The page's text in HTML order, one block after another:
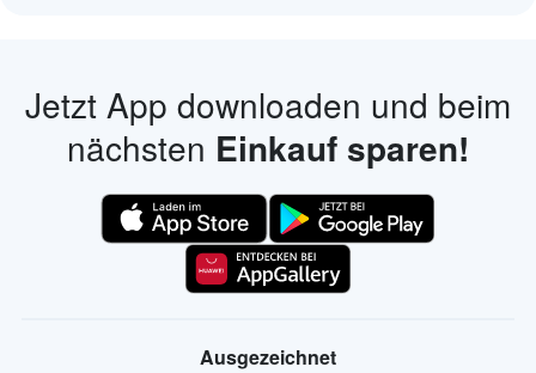
Jetzt App downloaden und beim
nächsten Einkauf sparen!
Ausgezeichnet